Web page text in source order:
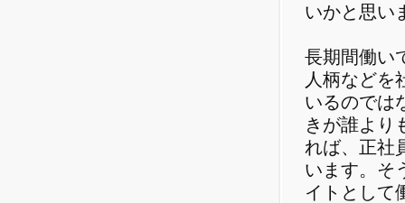
いかと思い
長期間働い
人柄などを
いるのでは
きが誰より
れば、正社
います。そ
イトとして